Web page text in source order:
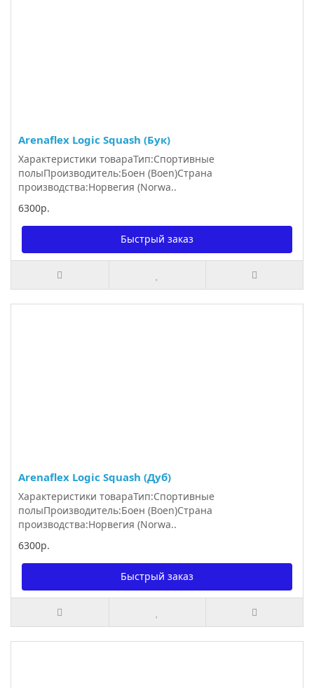
Arenaflex Logic Squash (Бук)
Характеристики товараТип:Спортивные
полыПроизводитель:Боен (Boen)Страна
производства:Норвегия (Norwa..
6300р.
Быстрый заказ
Arenaflex Logic Squash (Дуб)
Характеристики товараТип:Спортивные
полыПроизводитель:Боен (Boen)Страна
производства:Норвегия (Norwa..
6300р.
Быстрый заказ